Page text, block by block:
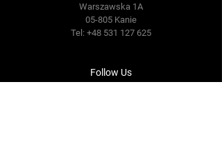
Warszawska 1A
05-805 Kanie
Tel: +48 531 127 625
Follow Us